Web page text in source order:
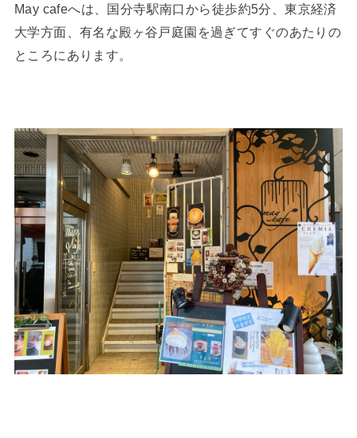
May cafeへは、国分寺駅南口から徒歩約5分、東京経済
大学方面、有名な殿ヶ谷戸庭園を過ぎてすぐのあたりの
ところにあります。